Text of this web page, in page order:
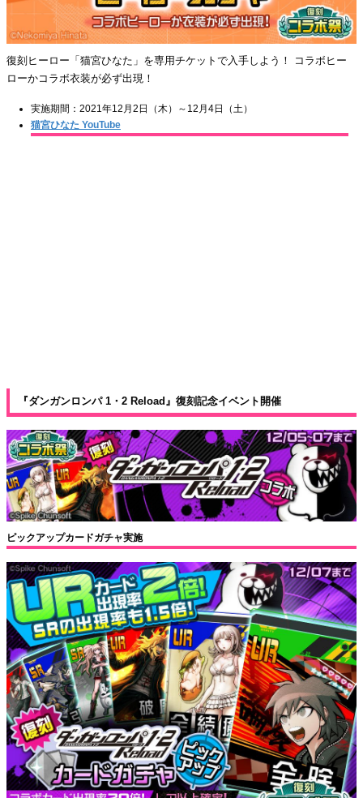
復刻ヒーロー「猫宮ひなた」を専用チケットで入手しよう！ コラボヒー
ローかコラボ衣装が必ず出現！
実施期間：2021年12月2日（木）～12月4日（土）
猫宮ひなた YouTube
『ダンガンロンパ 1・2 Reload』復刻記念イベント開催
ピックアップカードガチャ実施